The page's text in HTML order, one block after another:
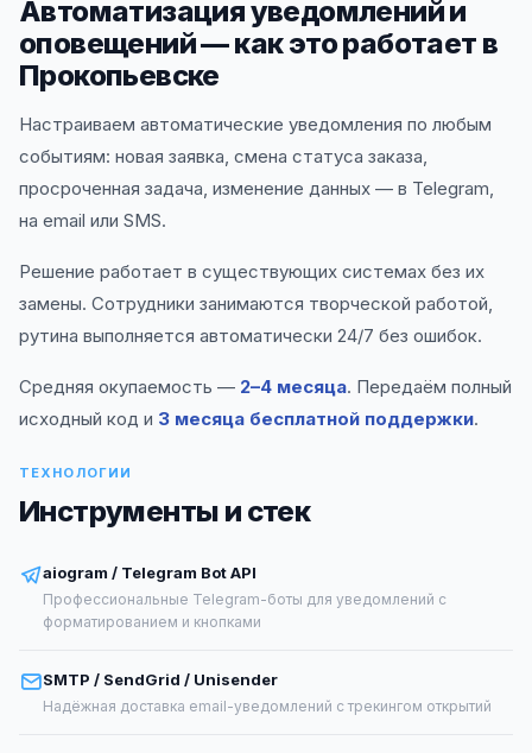
Автоматизация уведомлений и
оповещений — как это работает в
Прокопьевске
Настраиваем автоматические уведомления по любым
событиям: новая заявка, смена статуса заказа,
просроченная задача, изменение данных — в Telegram,
на email или SMS.
Решение работает в существующих системах без их
замены. Сотрудники занимаются творческой работой,
рутина выполняется автоматически 24/7 без ошибок.
Средняя окупаемость — 2–4 месяца. Передаём полный
исходный код и 3 месяца бесплатной поддержки.
ТЕХНОЛОГИИ
Инструменты и стек
aiogram / Telegram Bot API
Профессиональные Telegram-боты для уведомлений с
форматированием и кнопками
SMTP / SendGrid / Unisender
Надёжная доставка email-уведомлений с трекингом открытий